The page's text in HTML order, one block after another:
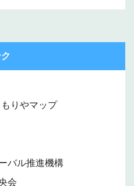
りやマップ
バル推進機構
会